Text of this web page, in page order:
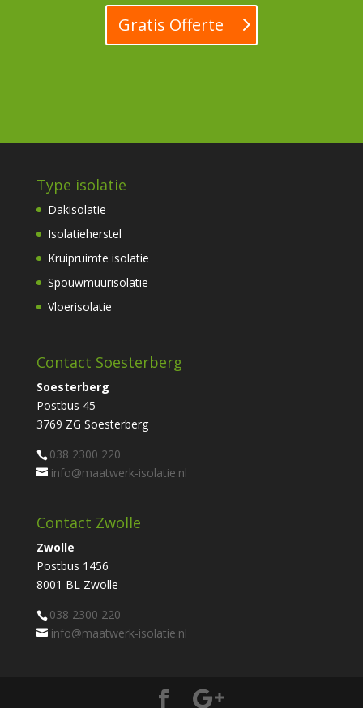
Gratis Offerte
Type isolatie
Dakisolatie
Isolatieherstel
Kruipruimte isolatie
Spouwmuurisolatie
Vloerisolatie
Contact Soesterberg
Soesterberg
Postbus 45
3769 ZG Soesterberg
038 2300 220
info@maatwerk-isolatie.nl
Contact Zwolle
Zwolle
Postbus 1456
8001 BL Zwolle
038 2300 220
info@maatwerk-isolatie.nl